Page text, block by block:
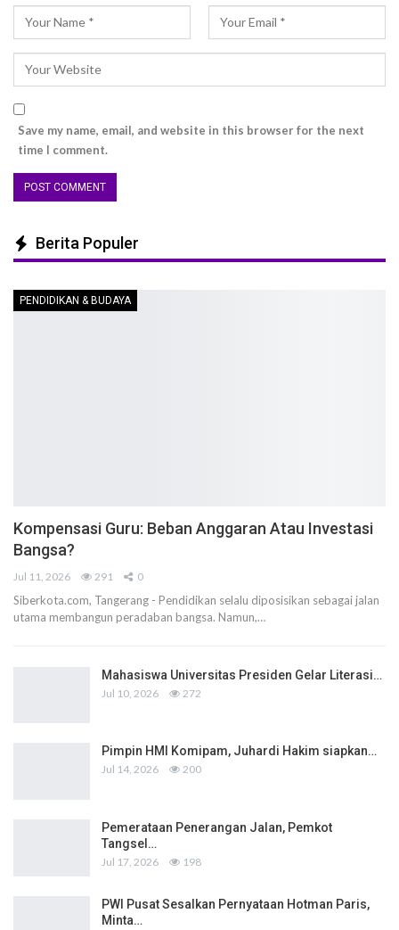
Save my name, email, and website in this browser for the next
time I comment.
Berita Populer
PENDIDIKAN & BUDAYA
Kompensasi Guru: Beban Anggaran Atau Investasi
Bangsa?
Jul 11, 2026 291 0
Siberkota.com, Tangerang - Pendidikan selalu diposisikan sebagai jalan
utama membangun peradaban bangsa. Namun,…
Mahasiswa Universitas Presiden Gelar Literasi…
Jul 10, 2026 272
Pimpin HMI Komipam, Juhardi Hakim siapkan…
Jul 14, 2026 200
Pemerataan Penerangan Jalan, Pemkot
Tangsel…
Jul 17, 2026 198
PWI Pusat Sesalkan Pernyataan Hotman Paris,
Minta…